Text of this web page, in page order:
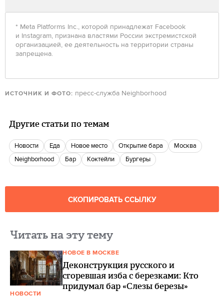
* Meta Platforms Inc., которой принадлежат Facebook
и Instagram, признана властями России экстремистской
организацией, ее деятельность на территории страны
запрещена.
ИСТОЧНИК И ФОТО: пресс-служба Neighborhood
Другие статьи по темам
новости еда Новое место открытие бара
Москва
neighborhood
бар Коктейли Бургеры
СКОПИРОВАТЬ ССЫЛКУ
Читать на эту тему
НОВОЕ В МОСКВЕ
Деконструкция русского и
сгоревшая изба с березками: Кто
придумал бар «Слезы березы»
НОВОСТИ